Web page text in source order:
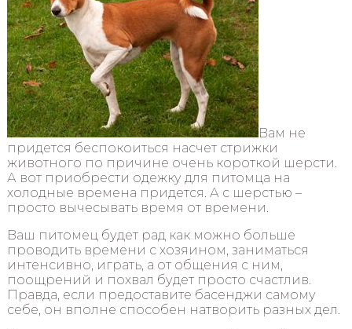
Вам не
придется беспокоиться насчет стрижки
животного по причине очень короткой шерсти.
А вот приобрести одежку для питомца на
холодные времена придется. А с шерстью –
просто вычесывать время от времени.
Ваш питомец будет рад как можно больше
проводить времени с хозяином, заниматься
интенсивно, играть, а от общения с ним,
поощрений и похвал будет просто счастлив.
Правда, если предоставите басенджи самому
себе, он вполне способен натворить разных дел.